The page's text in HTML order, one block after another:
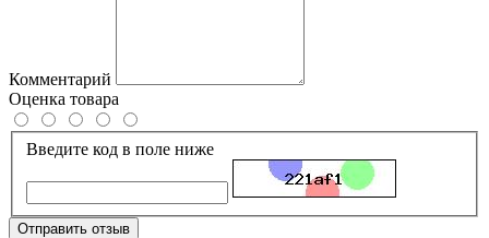
Комментарий
Оценка товара
Введите код в поле ниже
Отправить отзыв